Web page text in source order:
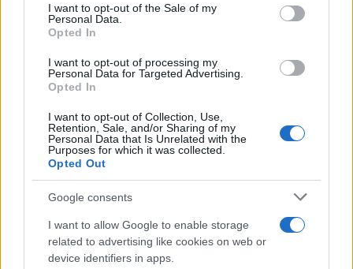
consent section.
I want to opt-out of the Sale of my
Personal Data.
Opted In
I want to opt-out of processing my
Personal Data for Targeted Advertising.
Opted In
I want to opt-out of Collection, Use,
Retention, Sale, and/or Sharing of my
Personal Data that Is Unrelated with the
Purposes for which it was collected.
Opted Out
Google consents
I want to allow Google to enable storage
related to advertising like cookies on web or
device identifiers in apps.
Andrea Innocenti · 5 Ago 2026
QUOTAZIONI CRYPTO
Nome Prezzo
Eureka Bridged PAX
Gold (Terra
(PAXG)
Kinza Babylon Staked
BTC
$83,270.00